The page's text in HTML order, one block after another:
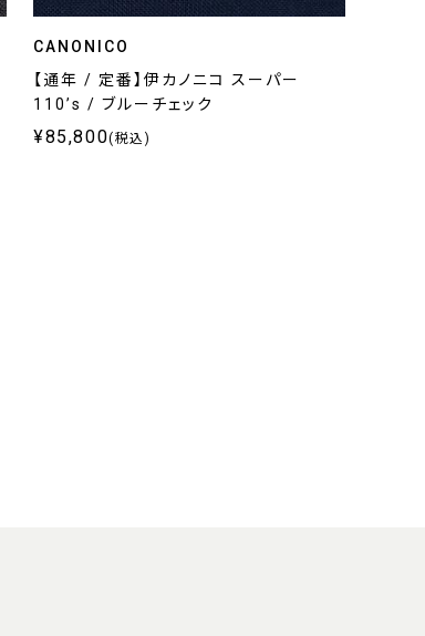
CANONICO
【通年 / 定番】伊カノニコ スーパー
110’s / ブルーチェック
¥85,800(税込)